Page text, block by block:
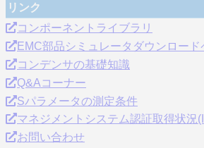
リンク
コンポーネントライブラリ
EMC部品シミュレータダウンロード
コンデンサの基礎知識
Q&Aコーナー
Sパラメータの測定条件
マネジメントシステム認証取得状況
お問い合わせ